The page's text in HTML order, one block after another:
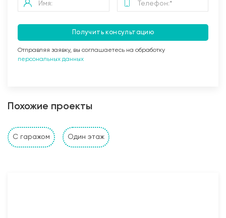
Стены и перегородки дома
1. Наружные и внутренние несущие стены выполнены
Получить консультацию
Отправляя заявку, вы соглашаетесь на обработку
персональных данных
Похожие проекты
С гаражом Один этаж